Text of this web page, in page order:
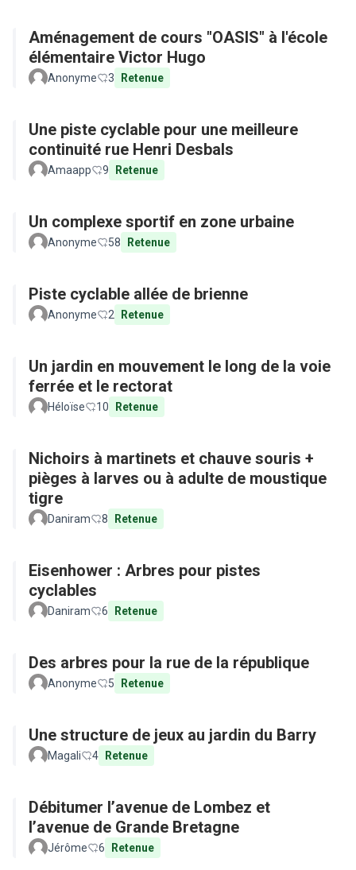
Aménagement de cours "OASIS" à l'école
élémentaire Victor Hugo
Anonyme 3 Retenue
Une piste cyclable pour une meilleure
continuité rue Henri Desbals
Amaapp 9 Retenue
Un complexe sportif en zone urbaine
Anonyme 58 Retenue
Piste cyclable allée de brienne
Anonyme 2 Retenue
Un jardin en mouvement le long de la voie
ferrée et le rectorat
Héloïse 10 Retenue
Nichoirs à martinets et chauve souris +
pièges à larves ou à adulte de moustique
tigre
Daniram 8 Retenue
Eisenhower : Arbres pour pistes
cyclables
Daniram 6 Retenue
Des arbres pour la rue de la république
Anonyme 5 Retenue
Une structure de jeux au jardin du Barry
Magali 4 Retenue
Débitumer l’avenue de Lombez et
l’avenue de Grande Bretagne
Jérôme 6 Retenue